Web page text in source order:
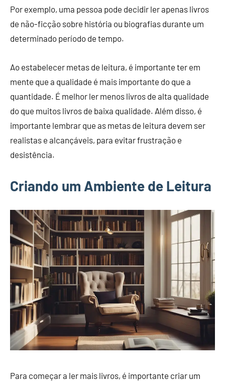
Por exemplo, uma pessoa pode decidir ler apenas livros
de não-ficção sobre história ou biografias durante um
determinado período de tempo.
Ao estabelecer metas de leitura, é importante ter em
mente que a qualidade é mais importante do que a
quantidade. É melhor ler menos livros de alta qualidade
do que muitos livros de baixa qualidade. Além disso, é
importante lembrar que as metas de leitura devem ser
realistas e alcançáveis, para evitar frustração e
desistência.
Criando um Ambiente de Leitura
Para começar a ler mais livros, é importante criar um